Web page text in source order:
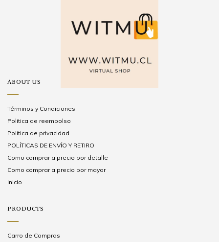
ABOUT US
Términos y Condiciones
Politica de reembolso
Política de privacidad
POLÍTICAS DE ENVÍO Y RETIRO
Como comprar a precio por detalle
Como comprar a precio por mayor
Inicio
PRODUCTS
Carro de Compras